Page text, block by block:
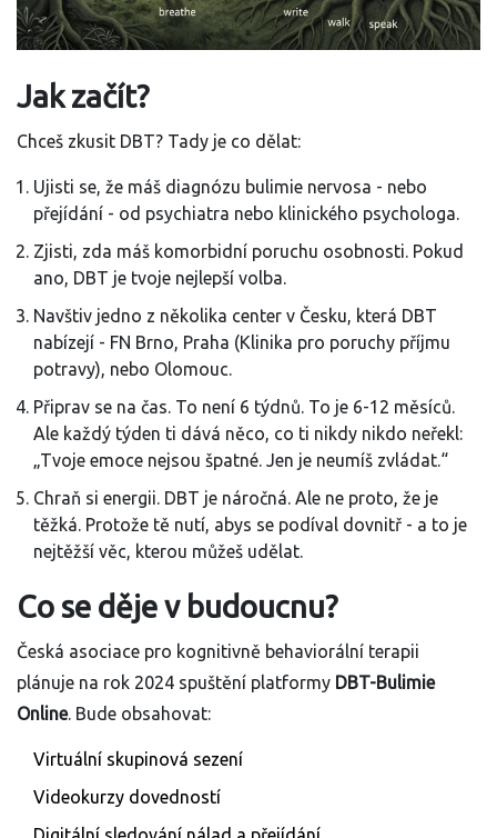
Jak začít?
Chceš zkusit DBT? Tady je co dělat:
Ujisti se, že máš diagnózu bulimie nervosa - nebo
přejídání - od psychiatra nebo klinického psychologa.
Zjisti, zda máš komorbidní poruchu osobnosti. Pokud
ano, DBT je tvoje nejlepší volba.
Navštiv jedno z několika center v Česku, která DBT
nabízejí - FN Brno, Praha (Klinika pro poruchy příjmu
potravy), nebo Olomouc.
Připrav se na čas. To není 6 týdnů. To je 6-12 měsíců.
Ale každý týden ti dává něco, co ti nikdy nikdo neřekl:
„Tvoje emoce nejsou špatné. Jen je neumíš zvládat.“
Chraň si energii. DBT je náročná. Ale ne proto, že je
těžká. Protože tě nutí, abys se podíval dovnitř - a to je
nejtěžší věc, kterou můžeš udělat.
Co se děje v budoucnu?
Česká asociace pro kognitivně behaviorální terapii
plánuje na rok 2024 spuštění platformy DBT-Bulimie
Online. Bude obsahovat:
Virtuální skupinová sezení
Videokurzy dovedností